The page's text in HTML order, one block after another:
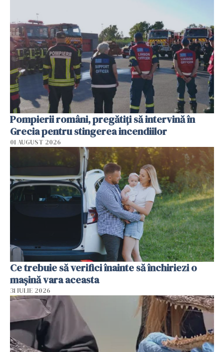
Pompierii români, pregătiţi să intervină în
Grecia pentru stingerea incendiilor
01 AUGUST 2026
Ce trebuie să verifici înainte să închiriezi o
mașină vara aceasta
31 IULIE 2026